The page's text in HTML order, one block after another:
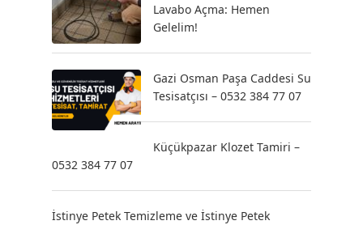
Lavabo Açma: Hemen
Gelelim!
Gazi Osman Paşa Caddesi Su
Tesisatçısı – 0532 384 77 07
Küçükpazar Klozet Tamiri –
0532 384 77 07
İstinye Petek Temizleme ve İstinye Petek